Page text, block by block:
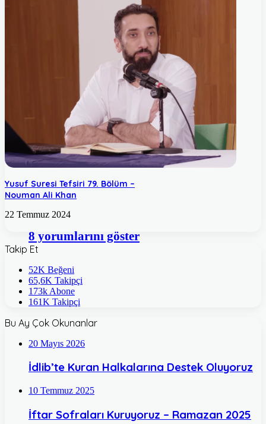
Yusuf Suresi Tefsiri 79. Bölüm –
Nouman Ali Khan
22 Temmuz 2024
8 yorumlarını göster
Takip Et
52K Beğeni
65,6K Takipçi
173k Abone
161K Takipçi
Bu Ay Çok Okunanlar
20 Mayıs 2026
İdlib’te Kuran Halkalarına Destek Oluyoruz
10 Temmuz 2025
İftar Sofraları Kuruyoruz – Ramazan 2025